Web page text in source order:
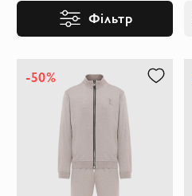
Фільтр
-50%